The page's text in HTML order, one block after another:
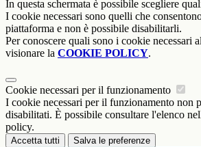
In questa schermata è possibile scegliere
I cookie necessari sono quelli che
piattaforma e non è possibile disabilitarli.
Per conoscere quali sono i cookie necessari
visionare la COOKIE POLICY.
Cookie necessari per il funzionamento
I cookie necessari per il funzionamento non
disabilitati. È possibile consultare l'elenco
policy.
Accetta tutti Salva le preferenze